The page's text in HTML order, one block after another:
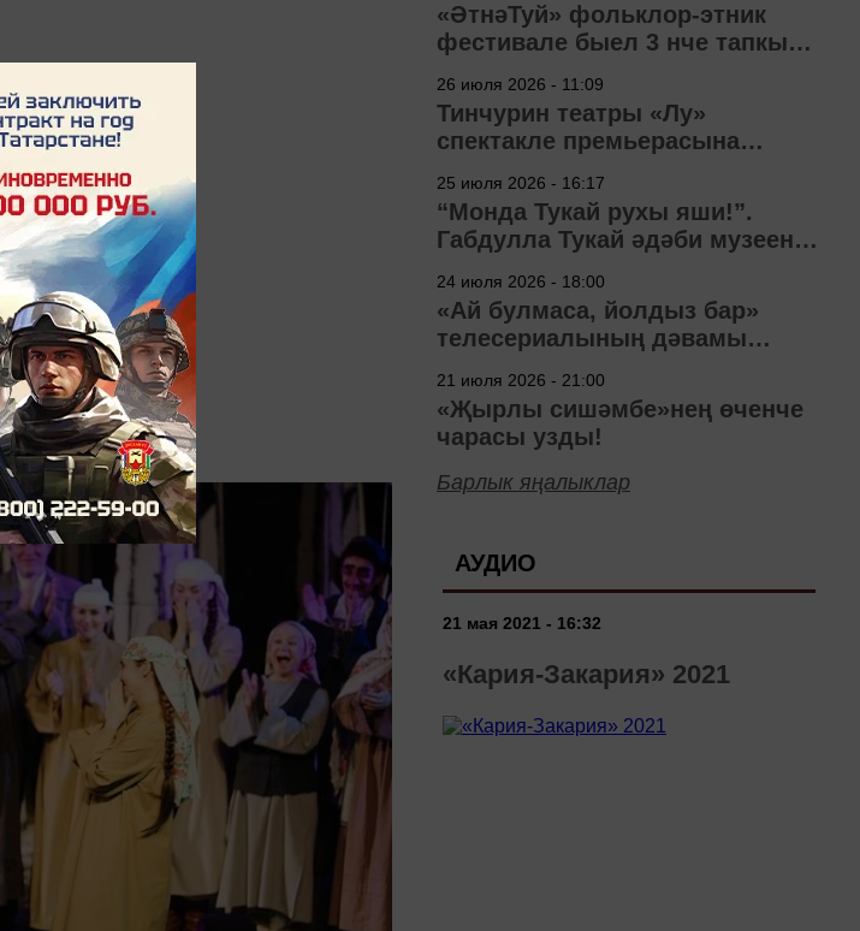
«ӘтнәТуй» фольклор-этник
фестивале быел 3 нче тапкыр
26 июля 2026 - 11:09
Тинчурин театры «Лу»
спектакле премьерасына
25 июля 2026 - 16:17
“Монда Тукай рухы яши!”.
Габдулла Тукай әдәби музеена
24 июля 2026 - 18:00
«Ай булмаса, йолдыз бар»
телесериалының дәвамы
21 июля 2026 - 21:00
«Җырлы сишәмбе»нең өченче
чарасы узды!
Барлык яңалыклар
АУДИО
21 мая 2021 - 16:32
«Кария-Закария» 2021